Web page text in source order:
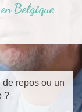
Belgique
repos ou un
?